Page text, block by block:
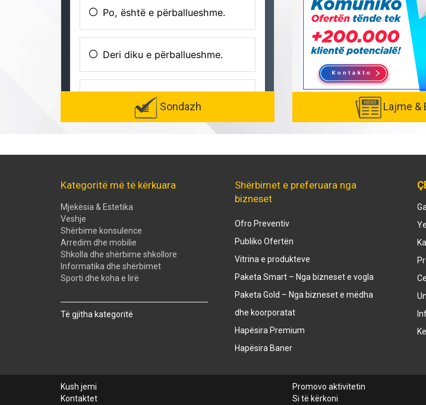
Sondazh Lajme &
Kategoritë më të kërkuara
Mjekësia & Estetika
Veshje
Shërbime konsulence
Arredim dhe mobilie
Shkolla dhe shërbime shkollore
Informatika dhe shërbimet
Sporti dhe koha e lirë
Të gjitha kategoritë
Shërbimet e preferuara nga
bizneset
Ofro Preventiv
Publiko Ofertën
Vitrina e produkteve
Paketa Smart – Nga bizneset e vogla
Paketa Gold – Nga bizneset e mëdha
dhe koorporatat
Hapësira Premium
Hapësira Baner
Kush jemi
Kontaktet
Promovo aktivitetin
Si të kërkoni